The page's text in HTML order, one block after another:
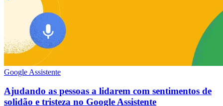
Google Assistente
Ajudando as pessoas a lidarem com sentimentos de
solidão e tristeza no Google Assistente